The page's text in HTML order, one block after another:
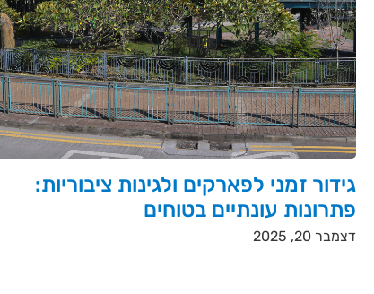
גידור זמני לפארקים ולגינות ציבוריות:
פתרונות עונתיים בטוחים
דצמבר 20, 2025